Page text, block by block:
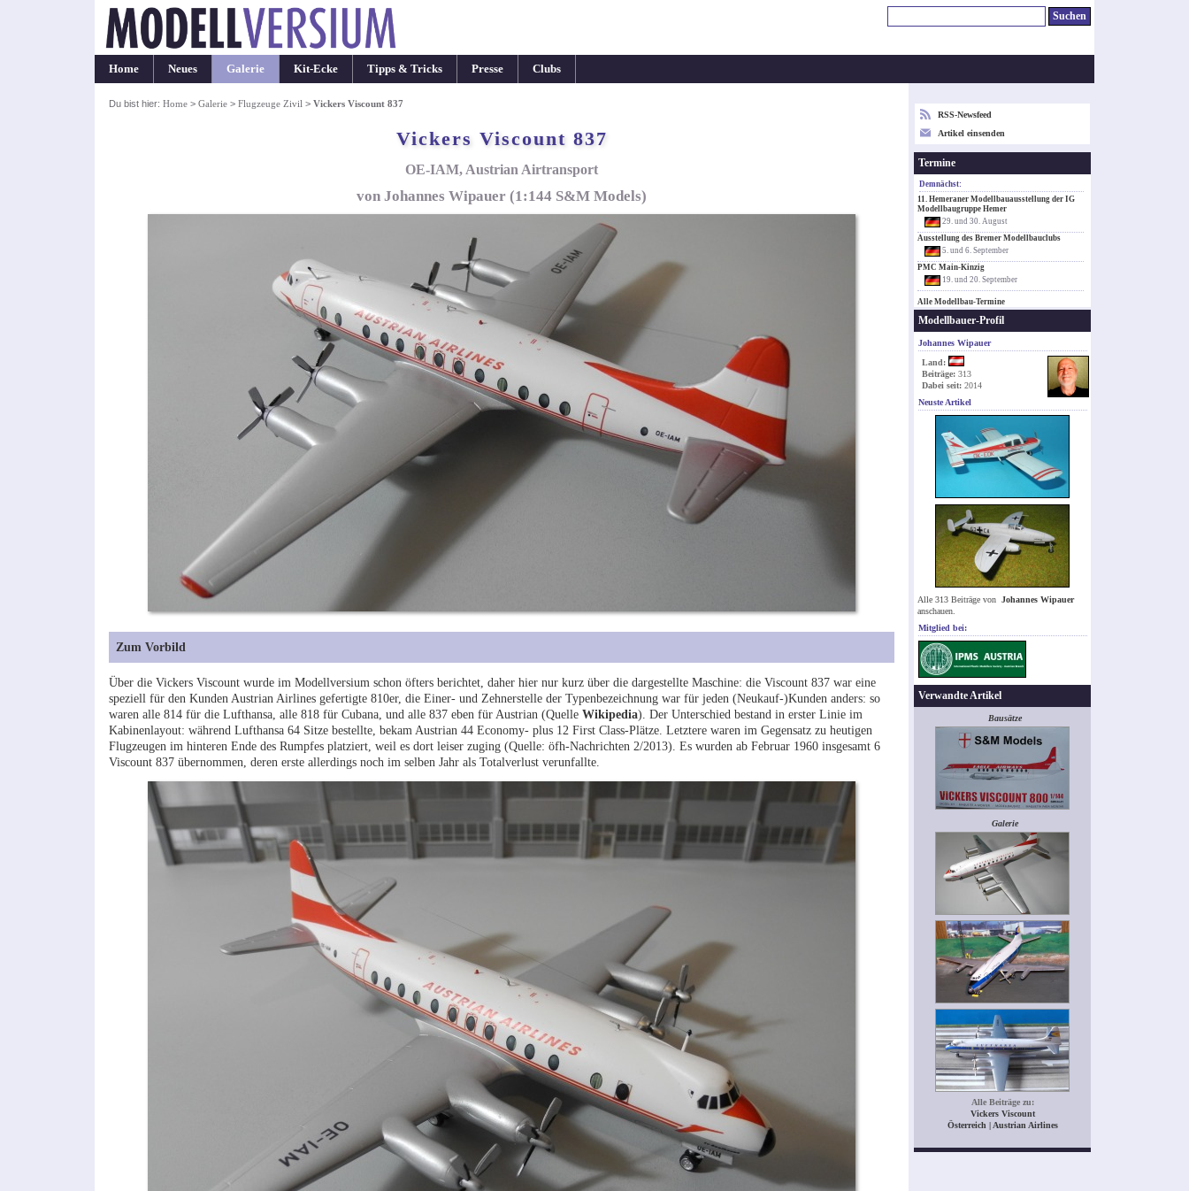
Home Neues Galerie Kit-Ecke Tipps & Tricks Presse Clubs
Du bist hier: Home> Galerie> Flugzeuge Zivil > Vickers Viscount 837
Vickers Viscount 837
OE-IAM, Austrian Airtransport
von Johannes Wipauer (1:144 S&M Models)
Zum Vorbild
Über die Vickers Viscount wurde im Modellversium schon öfters berichtet, daher hier nur kurz über die dargestellte Maschine: die Viscount 837 war eine
speziell für den Kunden Austrian Airlines gefertigte 810er, die Einer- und Zehnerstelle der Typenbezeichnung war für jeden (Neukauf-)Kunden anders: so
waren alle 814 für die Lufthansa, alle 818 für Cubana, und alle 837 eben für Austrian (Quelle Wikipedia). Der Unterschied bestand in erster Linie im
Kabinenlayout: während Lufthansa 64 Sitze bestellte, bekam Austrian 44 Economy- plus 12 First Class-Plätze. Letztere waren im Gegensatz zu heutigen
Flugzeugen im hinteren Ende des Rumpfes platziert, weil es dort leiser zuging (Quelle: öfh-Nachrichten 2/2013). Es wurden ab Februar 1960 insgesamt 6
Viscount 837 übernommen, deren erste allerdings noch im selben Jahr als Totalverlust verunfallte.
RSS-Newsfeed
Artikel einsenden
Termine
Demnächst:
11. Hemeraner Modellbauausstellung der IG
Modellbaugruppe Hemer
29. und 30. August
Ausstellung des Bremer Modellbauclubs
5. und 6. September
PMC Main-Kinzig
19. und 20. September
Alle Modellbau-Termine
Modellbauer-Profil
Johannes Wipauer
Land:
Beiträge: 313
Dabei seit: 2014
Neuste Artikel
Alle 313 Beiträge von Johannes Wipauer
anschauen.
Mitglied bei:
Verwandte Artikel
Bausätze
Galerie
Alle Beiträge zu:
Vickers Viscount
Österreich | Austrian Airlines